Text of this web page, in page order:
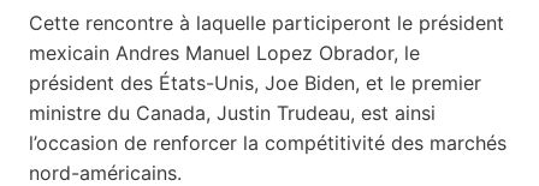
Cette rencontre à laquelle participeront le président
mexicain Andres Manuel Lopez Obrador, le
président des États-Unis, Joe Biden, et le premier
ministre du Canada, Justin Trudeau, est ainsi
l’occasion de renforcer la compétitivité des marchés
nord-américains.